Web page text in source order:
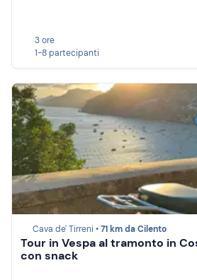
3 ore
1-8 partecipanti
Cava de' Tirreni •71 km da Cilento
Tour in Vespa al tramonto in
con snack